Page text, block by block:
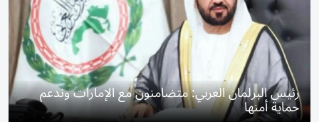
رئيس البرلمان العربي: متضامنون مع الإمارات وندعم
حماية أمنها